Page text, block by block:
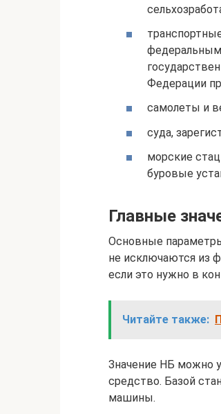
федеральным
Федерации
самолеты и
суда,
морские
буровые
Главные
Основные
не исключаются из
если это нужно в
Читайте также:
Значение НБ можно
средство. Базой
машины.